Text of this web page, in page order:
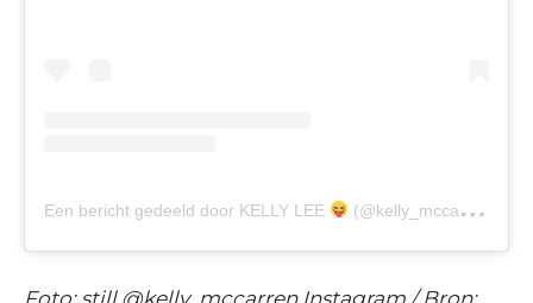
Een bericht gedeeld door KELLY LEE (@kelly_mccarren)
Foto: still @kelly_mccarren Instagram / Bron: